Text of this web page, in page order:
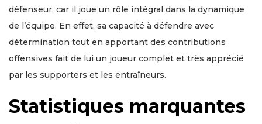
défenseur, car il joue un rôle intégral dans la dynamique
de l’équipe. En effet, sa capacité à défendre avec
détermination tout en apportant des contributions
offensives fait de lui un joueur complet et très apprécié
par les supporters et les entraîneurs.
Statistiques marquantes